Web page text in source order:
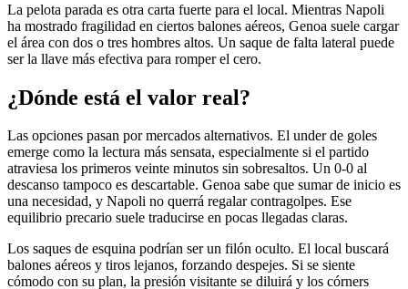
La pelota parada es otra carta fuerte para el local. Mientras Napoli
ha mostrado fragilidad en ciertos balones aéreos, Genoa suele cargar
el área con dos o tres hombres altos. Un saque de falta lateral puede
ser la llave más efectiva para romper el cero.
¿Dónde está el valor real?
Las opciones pasan por mercados alternativos. El under de goles
emerge como la lectura más sensata, especialmente si el partido
atraviesa los primeros veinte minutos sin sobresaltos. Un 0-0 al
descanso tampoco es descartable. Genoa sabe que sumar de inicio es
una necesidad, y Napoli no querrá regalar contragolpes. Ese
equilibrio precario suele traducirse en pocas llegadas claras.
Los saques de esquina podrían ser un filón oculto. El local buscará
balones aéreos y tiros lejanos, forzando despejes. Si se siente
cómodo con su plan, la presión visitante se diluirá y los córners